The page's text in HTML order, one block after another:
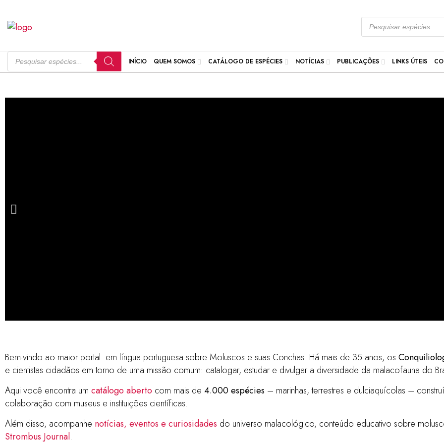
INÍCIO QUEM SOMOS CATÁLOGO DE ESPÉCIES NOTÍCIAS PUBLICAÇÕES LINKS ÚTEIS
Catálogo de
Brasil
mais de 3.000 espécies - marinhas, terrestres e de
Bem-vindo ao maior portal em língua portuguesa sobre Moluscos e suas Conchas. Há mais de 35 anos, os
e cientistas cidadãos em torno de uma missão comum: catalogar, estudar e divulgar a diversidade da malacofauna do
Aqui você encontra um catálogo aberto com mais de 4.000 espécies – marinhas, terrestres e dulciaquícolas –
colaboração com museus e instituições científicas.
Além disso, acompanhe notícias, eventos e curiosidades do universo malacológico, conteúdo educativo sobre
Strombus Journal.